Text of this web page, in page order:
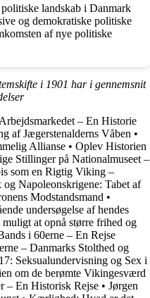
landskab i Danmark
og demokratiske politiske
af nye politiske
i 1901 har i gennemsnit
– En Historie
af Jægerstenalderns Våben •
Allianse • Oplev Historien
Stillinger på Nationalmuseet –
som en Rigtig Viking –
og Napoleonskrigene: Tabet af
Modstandsmand •
undersøgelse af hendes
muligt at opnå større frihed og
i 60erne – En Rejse
– Danmarks Stolthed og
Seksualundervisning og Sex i
om de berømte Vikingesværd
– En Historisk Rejse • Jørgen